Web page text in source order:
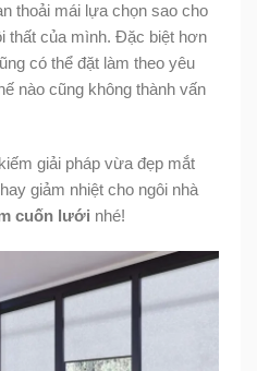
thoải mái lựa chọn sao cho
thất của mình. Đặc biệt hơn
có thể đặt làm theo yêu
nào cũng không thành vấn
giải pháp vừa đẹp mắt
giảm nhiệt cho ngôi nhà
cuốn lưới nhé!